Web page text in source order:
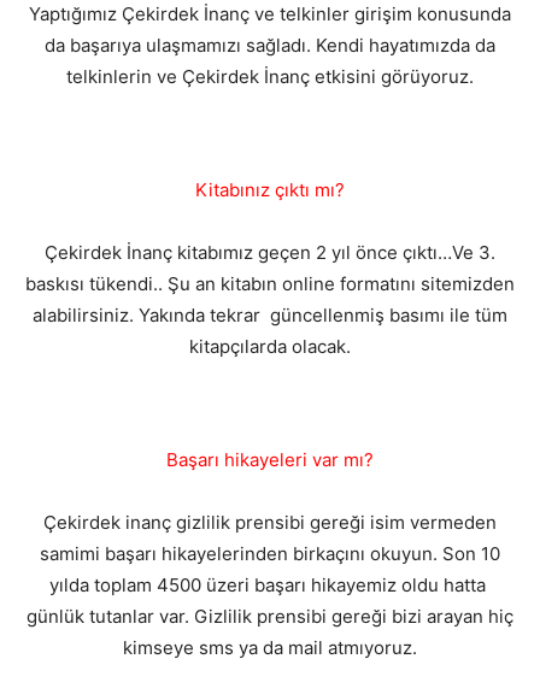
Yaptığımız Çekirdek İnanç ve telkinler girişim konusunda
da başarıya ulaşmamızı sağladı. Kendi hayatımızda da
telkinlerin ve Çekirdek İnanç etkisini görüyoruz.
Kitabınız çıktı mı?
Çekirdek İnanç kitabımız geçen 2 yıl önce çıktı…Ve 3.
baskısı tükendi.. Şu an kitabın online formatını sitemizden
alabilirsiniz. Yakında tekrar güncellenmiş basımı ile tüm
kitapçılarda olacak.
Başarı hikayeleri var mı?
Çekirdek inanç gizlilik prensibi gereği isim vermeden
samimi başarı hikayelerinden birkaçını okuyun. Son 10
yılda toplam 4500 üzeri başarı hikayemiz oldu hatta
günlük tutanlar var. Gizlilik prensibi gereği bizi arayan hiç
kimseye sms ya da mail atmıyoruz.